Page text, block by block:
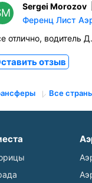
Sergei Morozov
Ференц Лист
отлично, водитель
отзыв
Все